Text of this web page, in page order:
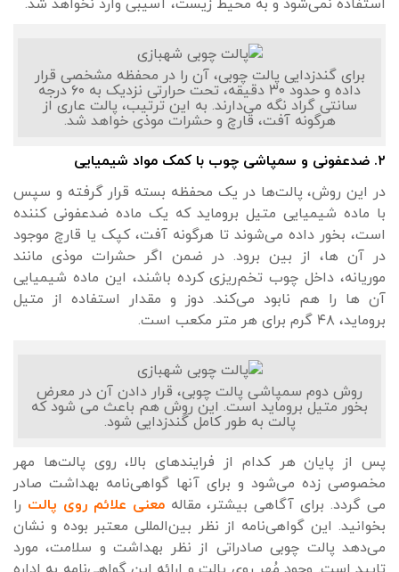
استفاده نمی‌شود و به محیط زیست، آسیبی وارد نخواهد شد.
برای گندزدایی پالت چوبی، آن را در محفظه مشخصی قرار
داده و حدود ۳۰ دقیقه، تحت حرارتی نزدیک به ۶۰ درجه
سانتی گراد نگه می‌دارند. به این ترتیب، پالت عاری از
هرگونه آفت، قارچ و حشرات موذی خواهد شد.
۲. ضدعفونی و سمپاشی چوب با کمک مواد شیمیایی
در این روش، پالت‌ها در یک محفظه بسته قرار گرفته و سپس
با ماده شیمیایی متیل بروماید که یک ماده ضدعفونی کننده
است، بخور داده می‌شوند تا هرگونه آفت، کپک یا قارچ موجود
در آن ها، از بین برود. در ضمن اگر حشرات موذی مانند
موریانه، داخل چوب تخم‌ریزی کرده باشند، این ماده شیمیایی
آن ها را هم نابود می‌کند. دوز و مقدار استفاده از متیل
بروماید، ۴۸ گرم برای هر متر مکعب است.
روش دوم سمپاشی پالت چوبی، قرار دادن آن در معرض
بخور متیل بروماید است. این روش هم باعث می شود که
پالت به طور کامل گندزدایی شود.
پس از پایان هر کدام از فرایندهای بالا، روی پالت‌ها مهر
مخصوصی زده می‌شود و برای آنها گواهی‌نامه بهداشت صادر
می گردد. برای آگاهی بیشتر، مقالهمعنی علائم روی پالت را
بخوانید. این گواهی‌نامه از نظر بین‌المللی معتبر بوده و نشان
می‌دهد پالت چوبی صادراتی از نظر بهداشت و سلامت، مورد